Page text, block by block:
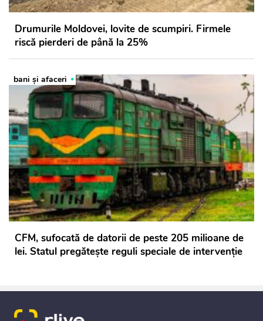
Drumurile Moldovei, lovite de scumpiri. Firmele
riscă pierderi de până la 25%
bani și afaceri
CFM, sufocată de datorii de peste 205 milioane de
lei. Statul pregătește reguli speciale de intervenție